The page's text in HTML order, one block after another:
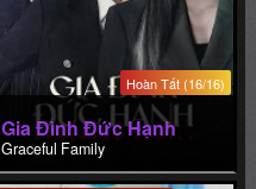
Hoàn Tất (16/16)
Gia Đình Đức Hạnh
Graceful Family